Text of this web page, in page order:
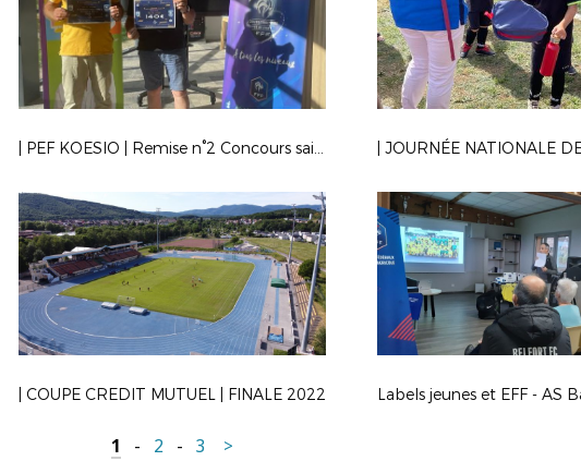
| PEF KOESIO | Remise n°2 Concours saisons 20/21-21/22
| COUPE CREDIT MUTUEL | FINALE 2022 Labels jeunes et EFF - AS
1 - 2 - 3 >